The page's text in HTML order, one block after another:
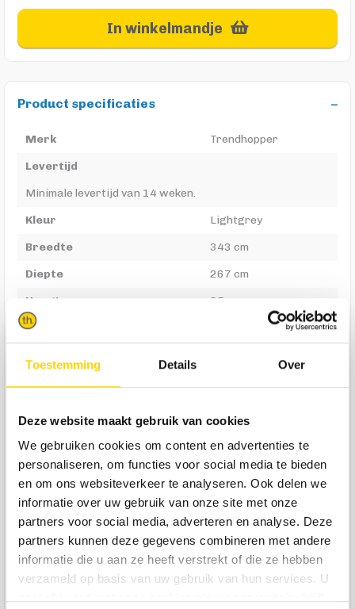
Toestemming Details Over
Deze website maakt gebruik van cookies
We gebruiken cookies om content en advertenties te
personaliseren, om functies voor social media te bieden
en om ons websiteverkeer te analyseren. Ook delen we
informatie over uw gebruik van onze site met onze
partners voor social media, adverteren en analyse. Deze
partners kunnen deze gegevens combineren met andere
informatie die u aan ze heeft verstrekt of die ze hebben
verzameld op basis van uw gebruik van hun services. U
In winkelmandje
Product specificaties
Merk
Trendhopper
Levertijd
Minimale levertijd van 14 weken.
Kleur
Lightgrey
Breedte
343 cm
Diepte
267 cm
Hoogte
85 cm
Custom Made
Stofkleur bank
Lightgrey
Opstelling bank
Longchair links + 2,5-zits + 2,5-zits met arm rechts
Aantal zitplaatsen bank
9